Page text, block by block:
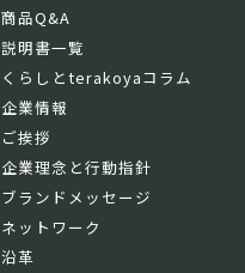
商品Q&A
説明書一覧
くらしとterakoyaコラム
企業情報
ご挨拶
企業理念と行動指針
ブランドメッセージ
ネットワーク
沿革